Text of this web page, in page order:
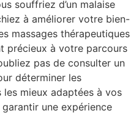
souffriez d’un malaise
à améliorer votre bien-
massages thérapeutiques
précieux à votre parcours
pas de consulter un
déterminer les
mieux adaptées à vos
une expérience